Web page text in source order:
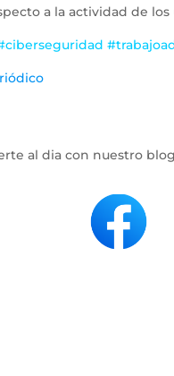
a la actividad de los
al dia con nuestro
.